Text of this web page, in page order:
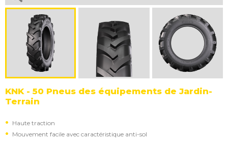
KNK - 50 Pneus des équipements de Jardin-
Terrain
Haute traction
Mouvement facile avec caractéristique anti-sol